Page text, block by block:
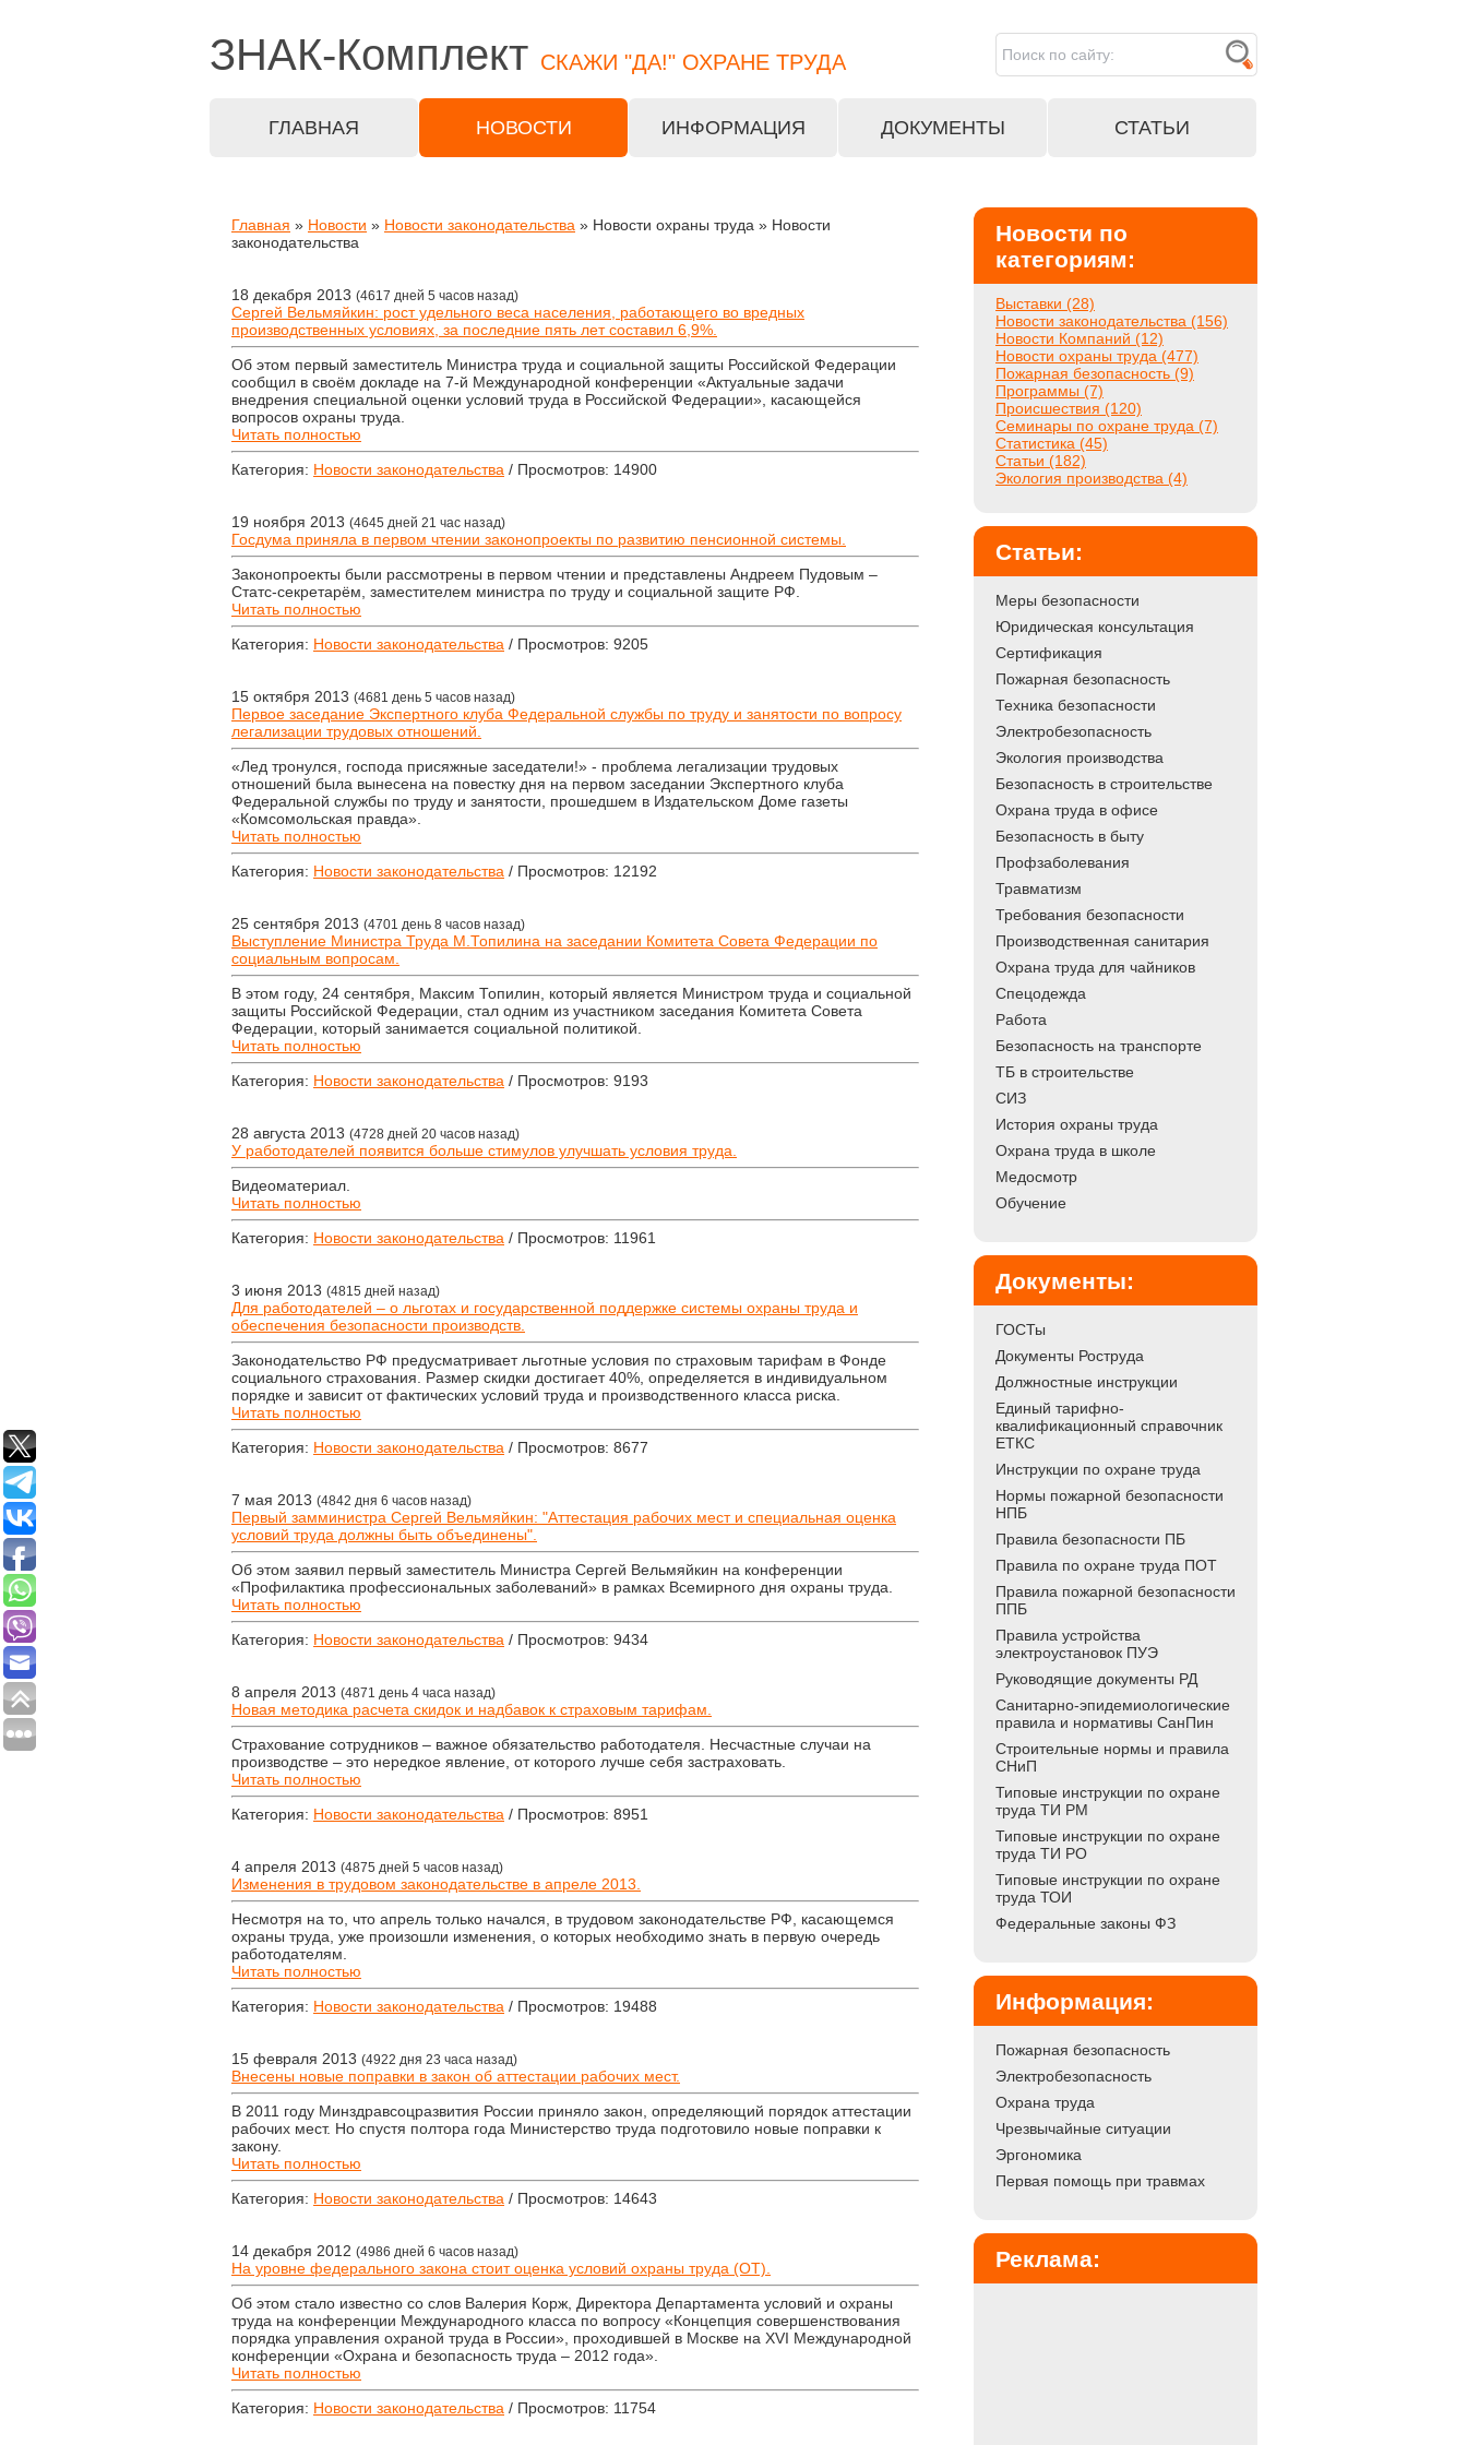
ЗНАК-Комплект СКАЖИ "ДА!" ОХРАНЕ ТРУДА
ГЛАВНАЯ НОВОСТИ ИНФОРМАЦИЯ ДОКУМЕНТЫ СТАТЬИ
Главная » Новости » Новости законодательства » Новости охраны труда » Новости
законодательства
18 декабря 2013 (4617 дней 5 часов назад)
Сергей Вельмяйкин: рост удельного веса населения, работающего во вредных
производственных условиях, за последние пять лет составил 6,9%.
Об этом первый заместитель Министра труда и социальной защиты Российской Федерации
сообщил в своём докладе на 7-й Международной конференции «Актуальные задачи
внедрения специальной оценки условий труда в Российской Федерации», касающейся
вопросов охраны труда.
Читать полностью
Категория: Новости законодательства / Просмотров: 14900
19 ноября 2013 (4645 дней 21 час назад)
Госдума приняла в первом чтении законопроекты по развитию пенсионной системы.
Законопроекты были рассмотрены в первом чтении и представлены Андреем Пудовым –
Статс-секретарём, заместителем министра по труду и социальной защите РФ.
Читать полностью
Категория: Новости законодательства / Просмотров: 9205
15 октября 2013 (4681 день 5 часов назад)
Первое заседание Экспертного клуба Федеральной службы по труду и занятости по вопросу
легализации трудовых отношений.
«Лед тронулся, господа присяжные заседатели!» - проблема легализации трудовых
отношений была вынесена на повестку дня на первом заседании Экспертного клуба
Федеральной службы по труду и занятости, прошедшем в Издательском Доме газеты
«Комсомольская правда».
Читать полностью
Категория: Новости законодательства / Просмотров: 12192
25 сентября 2013 (4701 день 8 часов назад)
Выступление Министра Труда М.Топилина на заседании Комитета Совета Федерации по
социальным вопросам.
В этом году, 24 сентября, Максим Топилин, который является Министром труда и социальной
защиты Российской Федерации, стал одним из участником заседания Комитета Совета
Федерации, который занимается социальной политикой.
Читать полностью
Категория: Новости законодательства / Просмотров: 9193
28 августа 2013 (4728 дней 20 часов назад)
У работодателей появится больше стимулов улучшать условия труда.
Видеоматериал.
Читать полностью
Категория: Новости законодательства / Просмотров: 11961
3 июня 2013 (4815 дней назад)
Для работодателей – о льготах и государственной поддержке системы охраны труда и
обеспечения безопасности производств.
Законодательство РФ предусматривает льготные условия по страховым тарифам в Фонде
социального страхования. Размер скидки достигает 40%, определяется в индивидуальном
порядке и зависит от фактических условий труда и производственного класса риска.
Читать полностью
Категория: Новости законодательства / Просмотров: 8677
7 мая 2013 (4842 дня 6 часов назад)
Первый замминистра Сергей Вельмяйкин: "Аттестация рабочих мест и специальная оценка
условий труда должны быть объединены".
Об этом заявил первый заместитель Министра Сергей Вельмяйкин на конференции
«Профилактика профессиональных заболеваний» в рамках Всемирного дня охраны труда.
Читать полностью
Категория: Новости законодательства / Просмотров: 9434
8 апреля 2013 (4871 день 4 часа назад)
Новая методика расчета скидок и надбавок к страховым тарифам.
Страхование сотрудников – важное обязательство работодателя. Несчастные случаи на
производстве – это нередкое явление, от которого лучше себя застраховать.
Читать полностью
Категория: Новости законодательства / Просмотров: 8951
4 апреля 2013 (4875 дней 5 часов назад)
Изменения в трудовом законодательстве в апреле 2013.
Несмотря на то, что апрель только начался, в трудовом законодательстве РФ, касающемся
охраны труда, уже произошли изменения, о которых необходимо знать в первую очередь
работодателям.
Читать полностью
Категория: Новости законодательства / Просмотров: 19488
15 февраля 2013 (4922 дня 23 часа назад)
Внесены новые поправки в закон об аттестации рабочих мест.
В 2011 году Минздравсоцразвития России приняло закон, определяющий порядок аттестации
рабочих мест. Но спустя полтора года Министерство труда подготовило новые поправки к
закону.
Читать полностью
Категория: Новости законодательства / Просмотров: 14643
14 декабря 2012 (4986 дней 6 часов назад)
На уровне федерального закона стоит оценка условий охраны труда (ОТ).
Об этом стало известно со слов Валерия Корж, Директора Департамента условий и охраны
труда на конференции Международного класса по вопросу «Концепция совершенствования
порядка управления охраной труда в России», проходившей в Москве на XVI Международной
конференции «Охрана и безопасность труда – 2012 года».
Читать полностью
Категория: Новости законодательства / Просмотров: 11754
Новости по
категориям:
Выставки (28)
Новости законодательства (156)
Новости Компаний (12)
Новости охраны труда (477)
Пожарная безопасность (9)
Программы (7)
Происшествия (120)
Семинары по охране труда (7)
Статистика (45)
Статьи (182)
Экология производства (4)
Статьи:
Меры безопасности
Юридическая консультация
Сертификация
Пожарная безопасность
Техника безопасности
Электробезопасность
Экология производства
Безопасность в строительстве
Охрана труда в офисе
Безопасность в быту
Профзаболевания
Травматизм
Требования безопасности
Производственная санитария
Охрана труда для чайников
Спецодежда
Работа
Безопасность на транспорте
ТБ в строительстве
СИЗ
История охраны труда
Охрана труда в школе
Медосмотр
Обучение
Документы:
ГОСТы
Документы Роструда
Должностные инструкции
Единый тарифно-
квалификационный справочник
ЕТКС
Инструкции по охране труда
Нормы пожарной безопасности
НПБ
Правила безопасности ПБ
Правила по охране труда ПОТ
Правила пожарной безопасности
ППБ
Правила устройства
электроустановок ПУЭ
Руководящие документы РД
Санитарно-эпидемиологические
правила и нормативы СанПин
Строительные нормы и правила
СНиП
Типовые инструкции по охране
труда ТИ РМ
Типовые инструкции по охране
труда ТИ РО
Типовые инструкции по охране
труда ТОИ
Федеральные законы ФЗ
Информация:
Пожарная безопасность
Электробезопасность
Охрана труда
Чрезвычайные ситуации
Эргономика
Первая помощь при травмах
Реклама: